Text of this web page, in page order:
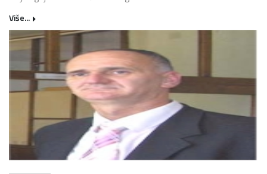
Više...